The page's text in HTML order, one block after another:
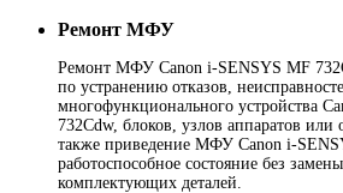
Ремонт МФУ
Ремонт МФУ Canon i-SENSYS MF
по устранению отказов,
многофункционального устройства
732Cdw, блоков, узлов аппаратов или
также приведение МФУ Canon i-
работоспособное состояние без
комплектующих деталей.